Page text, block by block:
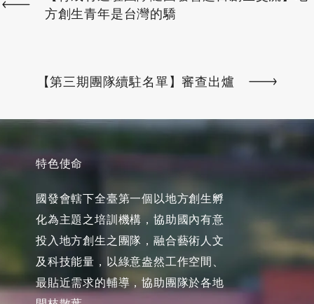
方創生青年是台灣的驕
【第三期團隊續駐名單】審查出爐
特色使命
國發會轄下全臺第一個以地方創生孵
化為主題之培訓機構，協助國內有意
投入地方創生之團隊，融合藝術人文
及科技能量，以綠意盎然工作空間、
最貼近需求的輔導，協助團隊於各地